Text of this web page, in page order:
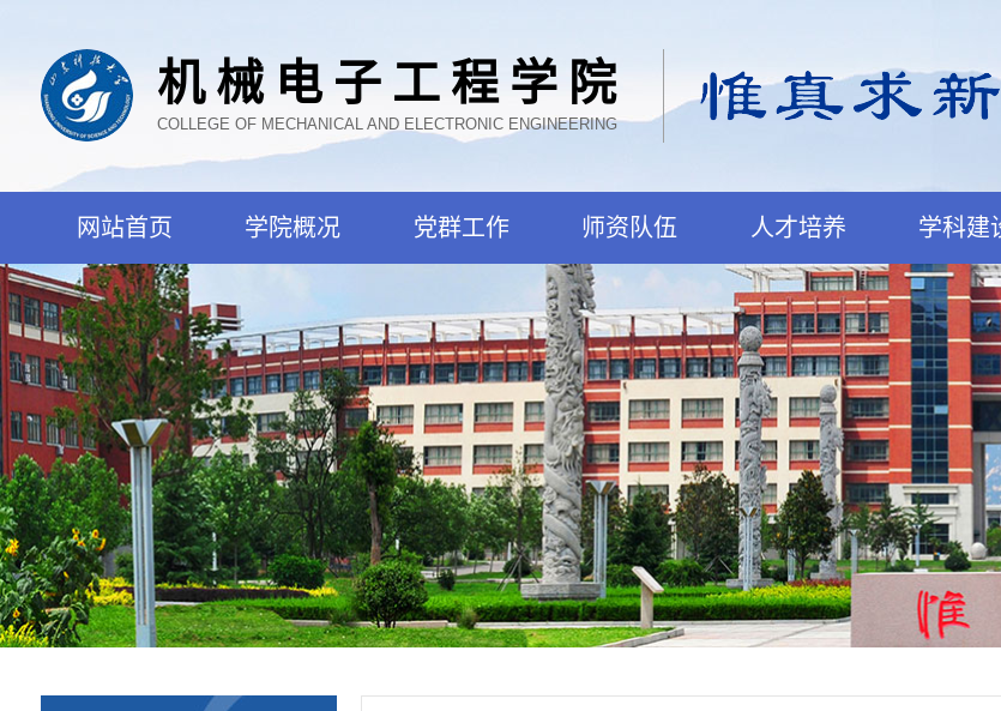
机械电子工程学院
COLLEGE OF MECHANICAL AND ELECTRONIC ENGINEERING
网站首页 学院概况 党群工作 师资队伍 人才培养 学科建